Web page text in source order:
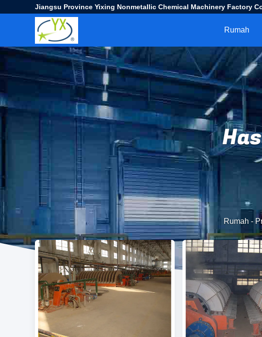
Jiangsu Province Yixing Nonmetallic Chemical Machinery Factory
Rumah
Rumah -